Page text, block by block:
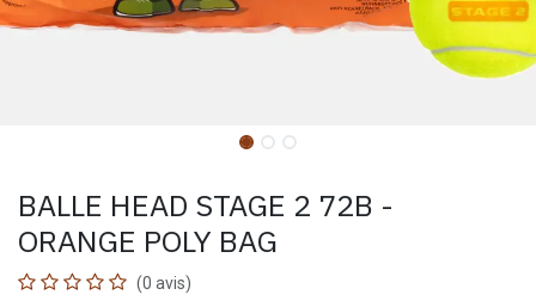
BALLE HEAD STAGE 2 72B -
ORANGE POLY BAG
(0 avis)